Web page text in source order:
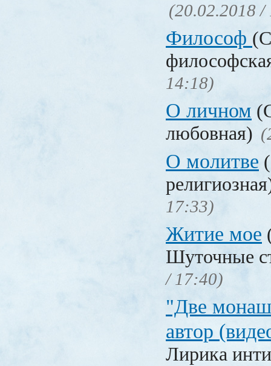
(20.02.2018 /
Философ
14:18)
О личном
любовная)
О молитве
17:33)
Житие мое
Шуточные
/ 17:40)
"Две
автор
Лирика